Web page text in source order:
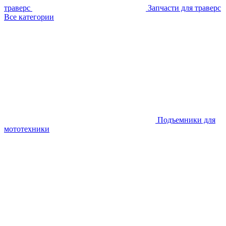
траверс
Запчасти для траверс
Все категории
Подъемники для
мототехники